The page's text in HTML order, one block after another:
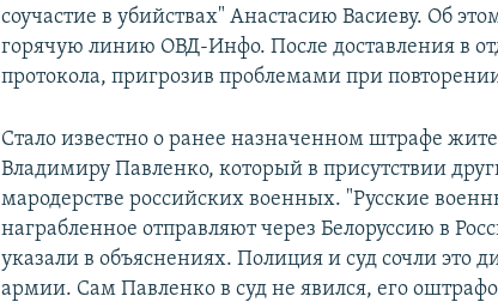
соучастие в убийствах" Анастасию Васиеву. Об
горячую линию ОВД-Инфо. После доставления в
протокола, пригрозив проблемами при
Стало известно о ранее назначенном штрафе
Владимиру Павленко, который в присутствии
мародерстве российских военных. "Русские
награбленное отправляют через Белоруссию в
указали в объяснениях. Полиция и суд сочли это
армии. Сам Павленко в суд не явился, его